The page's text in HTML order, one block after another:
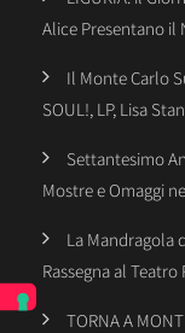
Alice Presentano il
Il Monte Carlo
SOUL!, LP, Lisa
Settantesimo
Mostre e Omaggi
La Mandragola
Rassegna al
TORNA A